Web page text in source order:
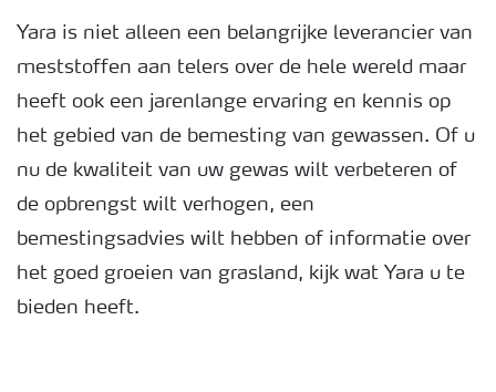
Toolbox
Grow the future
Meststoffen veiligheid
Podcasts
Yara is niet alleen een belangrijke leverancier van
meststoffen aan telers over de hele wereld maar
heeft ook een jarenlange ervaring en kennis op
het gebied van de bemesting van gewassen. Of u
nu de kwaliteit van uw gewas wilt verbeteren of
de opbrengst wilt verhogen, een
bemestingsadvies wilt hebben of informatie over
het goed groeien van grasland, kijk wat Yara u te
bieden heeft.